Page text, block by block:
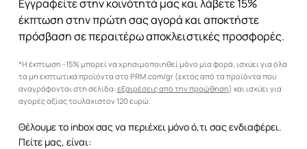
Εγγραφείτε στην κοινότητά μας και λάβετε 15%
έκπτωση στην πρώτη σας αγορά και αποκτήστε
πρόσβαση σε περαιτέρω αποκλειστικές προσφορές.
*Η έκπτωση -15% μπορεί να χρησιμοποιηθεί μόνο μία φορά, ισχύει για όλα
τα μη εκπτωτικά προϊόντα στο PRM.com/gr (εκτός από τα προϊόντα που
αναγράφονται στη σελίδα: εξαιρέσεις από την προώθηση) και ισχύει για
αγορές αξίας τουλάχιστον 120 ευρώ.
Θέλουμε το inbox σας να περιέχει μόνο ό,τι σας ενδιαφέρει.
Πείτε μας, είναι: